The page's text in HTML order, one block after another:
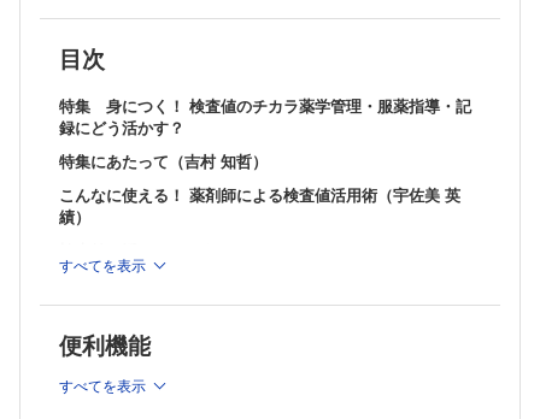
（青島 周一）
飲み合わせ研究所 子どもの服薬Tips
〈第08回〉ロペミン®小児用細粒0.05％
（小嶋 純，米子 真記）
Gebaita?! 薬剤師の語ログ
〈第20回〉荒れる！アレルギー歴！？
（篠田 康孝）
薬剤師力の型 新たな思考と行動プランを手に入れろ！
〈弐拾ノ型〉抗がん薬曝露対策，次の1手を考えよ！
医薬品適正使用・育薬 フラッシュニュース
（佐藤 宏樹，澤田 康文）
くすりのかたち外伝 わかる！使える！まいにち薬会話
〈第20回〉「前回の薬よりも作用（副作用）が〇〇です」（前編）
目次
特集 身につく！ 検査値のチカラ薬学管理・服薬指導・記
録にどう活かす？
特集にあたって（吉村 知哲）
こんなに使える！ 薬剤師による検査値活用術（宇佐美 英
績）
・肝機能（竹田 滋郁 ほか）
・カリウム（飯田 慎也 ほか）
・カルシウム（中野 貴文）
・ナトリウム（南島 拓矢）
すべてを表示
便利機能
すべてを表示